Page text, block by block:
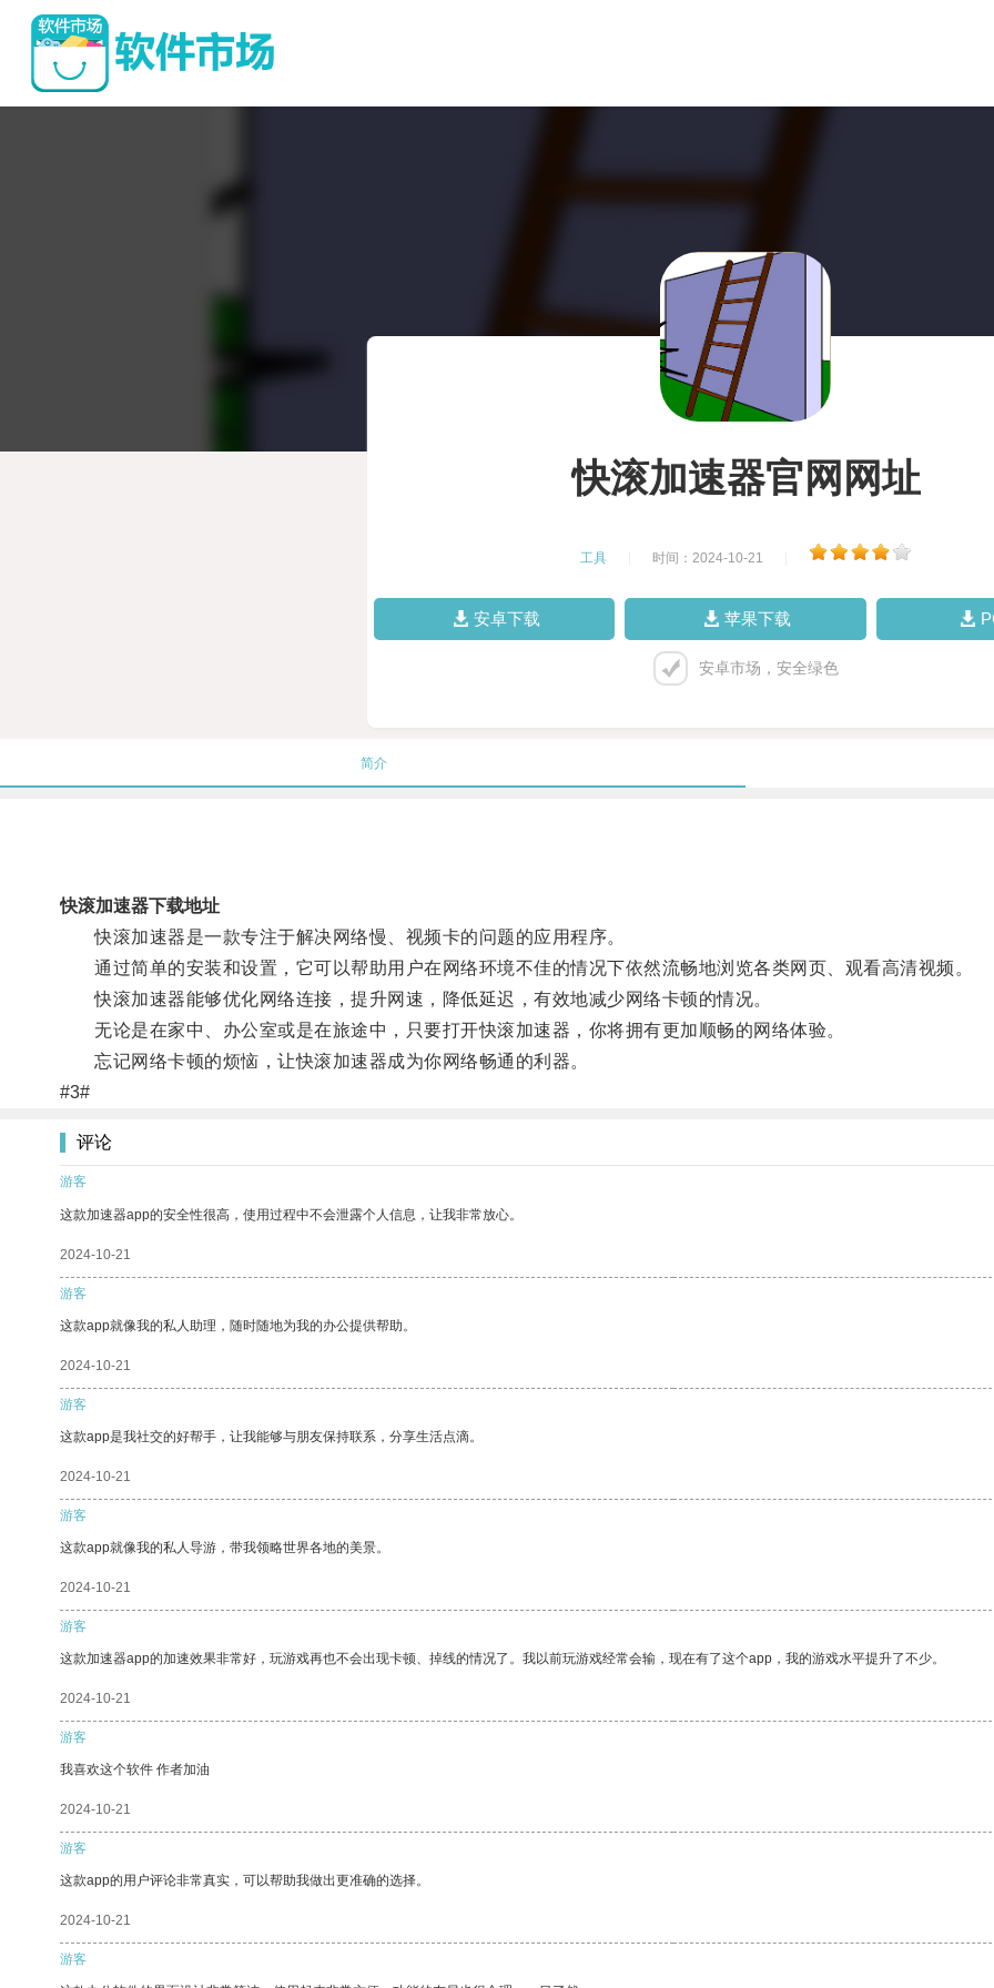
快滚加速器官网网址
工具 时间：2024-10-21
安卓下载 苹果下载
安卓市场，安全绿色
简介
快滚加速器下载地址
快滚加速器是一款专注于解决网络慢、视频卡的问题的应用程序。
通过简单的安装和设置，它可以帮助用户在网络环境不佳的情况下依然流畅地浏览各类网页、观看高清视频。
快滚加速器能够优化网络连接，提升网速，降低延迟，有效地减少网络卡顿的情况。
无论是在家中、办公室或是在旅途中，只要打开快滚加速器，你将拥有更加顺畅的网络体验。
忘记网络卡顿的烦恼，让快滚加速器成为你网络畅通的利器。
#3#
评论
游客
这款加速器app的安全性很高，使用过程中不会泄露个人信息，让我非常放心。
2024-10-21
游客
这款app就像我的私人助理，随时随地为我的办公提供帮助。
2024-10-21
游客
这款app是我社交的好帮手，让我能够与朋友保持联系，分享生活点滴。
2024-10-21
游客
这款app就像我的私人导游，带我领略世界各地的美景。
2024-10-21
游客
这款加速器app的加速效果非常好，玩游戏再也不会出现卡顿、掉线的情况了。我以前玩游戏经常会输，现在有了这个app，我的游戏水平提升了不少。
2024-10-21
游客
我喜欢这个软件 作者加油
2024-10-21
游客
这款app的用户评论非常真实，可以帮助我做出更准确的选择。
2024-10-21
游客